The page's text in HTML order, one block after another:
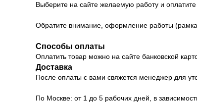
Выберите на сайте желаемую работу и
Обратите внимание, оформление работы
Способы оплаты
Оплатить товар можно на сайте банковской
Доставка
После оплаты с вами свяжется менеджер для
По Москве: от 1 до 5 рабочих дней, в